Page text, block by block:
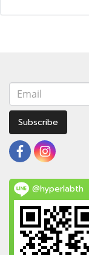
Subscribe
@hyperlabth